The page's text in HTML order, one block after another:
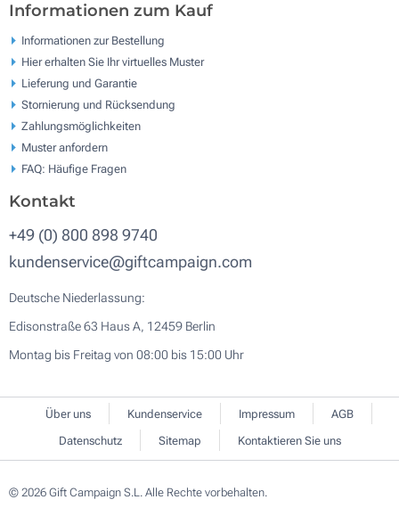
Informationen zum Kauf
Informationen zur Bestellung
Hier erhalten Sie Ihr virtuelles Muster
Lieferung und Garantie
Stornierung und Rücksendung
Zahlungsmöglichkeiten
Muster anfordern
FAQ: Häufige Fragen
Kontakt
+49 (0) 800 898 9740
kundenservice@giftcampaign.com
Deutsche Niederlassung:
Edisonstraße 63 Haus A, 12459 Berlin
Montag bis Freitag von 08:00 bis 15:00 Uhr
Über uns Kundenservice Impressum
AGB
Datenschutz
Sitemap Kontaktieren Sie uns
© 2026 Gift Campaign S.L. Alle Rechte vorbehalten.